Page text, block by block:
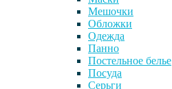
Мешочки
Обложки
Одежда
Панно
Постельное белье
Посуда
Серьги